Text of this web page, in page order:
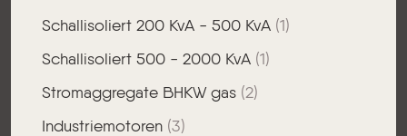
Schallisoliert 200 KvA - 500 KvA (1)
Schallisoliert 500 - 2000 KvA (1)
Stromaggregate BHKW gas (2)
Industriemotoren (3)